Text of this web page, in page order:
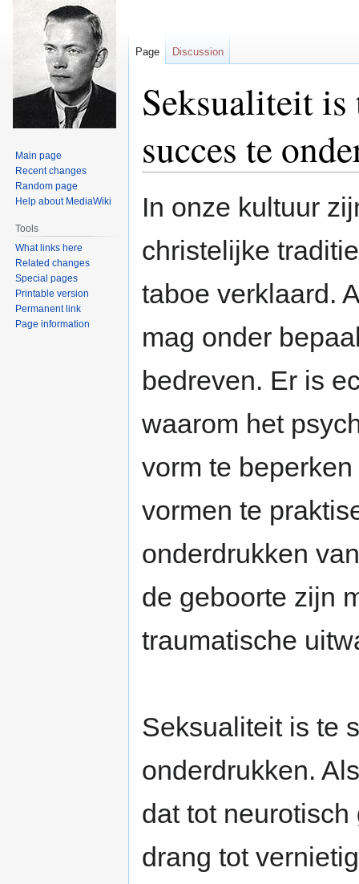
Seksualiteit is
succes te
In onze kultuur
christelijke
taboe verklaard.
mag onder
bedreven. Er is
waarom het
vorm te
vormen te
onderdrukken
de geboorte zijn
traumatische
Seksualiteit is te
onderdrukken.
dat tot
drang tot
Page Discussion
Main page
Recent changes
Random page
Help about MediaWiki
Tools
What links here
Related changes
Special pages
Printable version
Permanent link
Page information